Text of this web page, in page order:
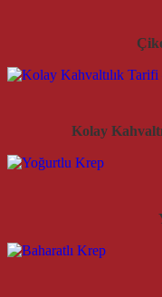
Kolay